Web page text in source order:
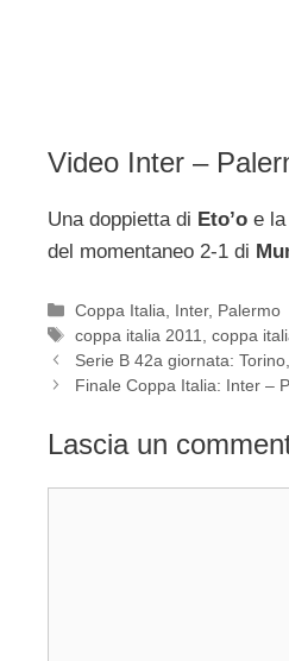
Video Inter –
Una doppietta di Eto’o e
del momentaneo 2-1 di
Categorie
Coppa Italia Inter, Palermo
Tag
coppa italia 2011 ,coppa
Serie B 42a giornata:
Finale Coppa Italia: Inter –
Lascia un